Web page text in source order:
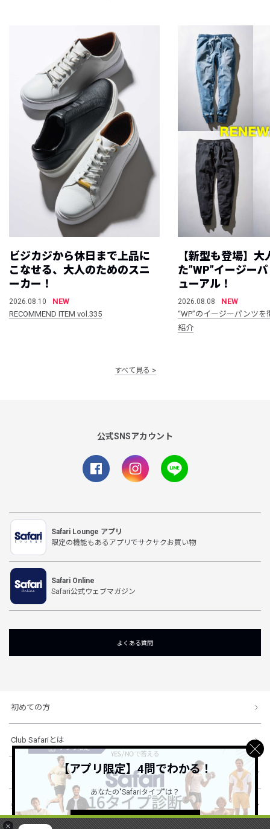
×
ビジカジから休日まで上品に
こなせる、大人のためのスニ
ーカー！
2026.08.10
NEW
RECOMMEND ITEM vol.335
【新型も登場】大
た”WP”イージー
ューアル！
2026.08.08
NEW
“WP”のイージーパンツ
紹介
すべて見る
公式SNSアカウント
Safari Lounge アプリ
限定の機能もあるアプリでサクサクお買い物
Safari Online
Safari公式ウェブマガジン
よくある質問
初めての方
Club Safariとは
ショッピングガイド
会社概要・規約
【アプリ限定】4問でわかる！
あなたの"Safariタイプ"は？
詳しくはこちら ＞